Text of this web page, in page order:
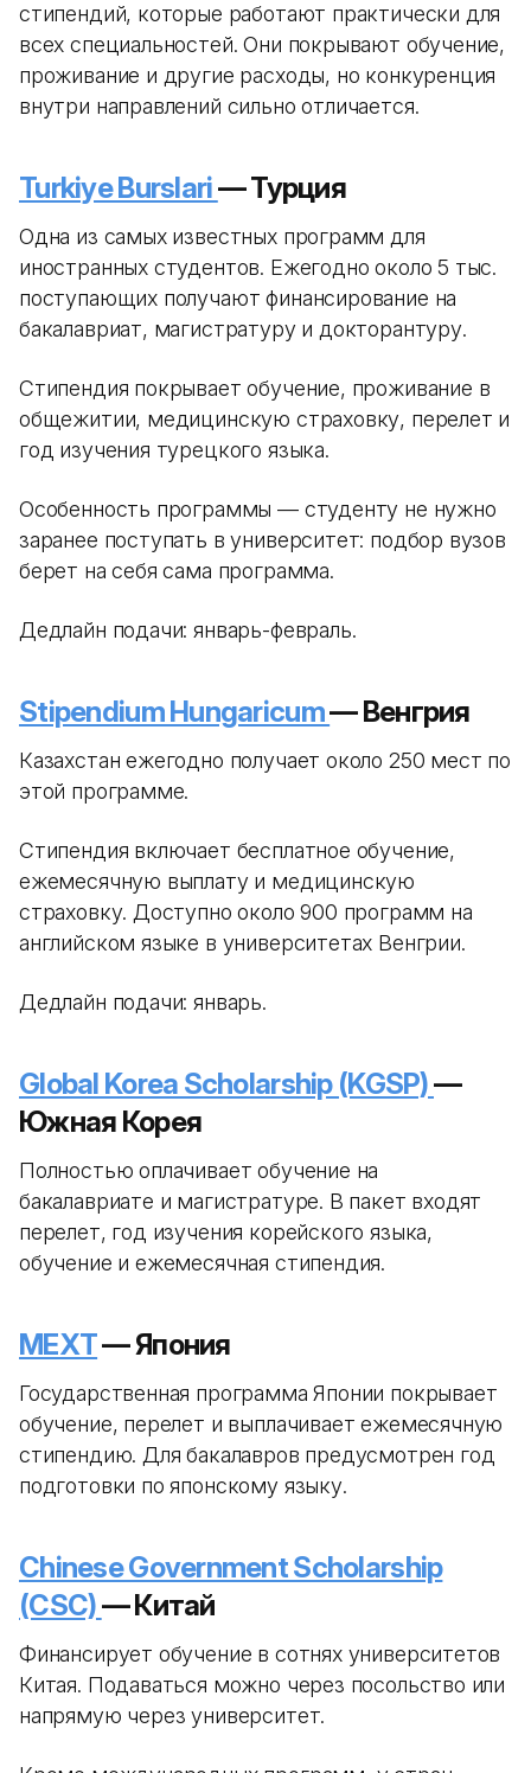
стипендий, которые работают практически для
всех специальностей. Они покрывают обучение,
проживание и другие расходы, но конкуренция
внутри направлений сильно отличается.
Turkiye Burslari— Турция
Одна из самых известных программ для
иностранных студентов. Ежегодно около 5 тыс.
поступающих получают финансирование на
бакалавриат, магистратуру и докторантуру.
Стипендия покрывает обучение, проживание в
общежитии, медицинскую страховку, перелет и
год изучения турецкого языка.
Особенность программы — студенту не нужно
заранее поступать в университет: подбор вузов
берет на себя сама программа.
Дедлайн подачи: январь-февраль.
Stipendium Hungaricum— Венгрия
Казахстан ежегодно получает около 250 мест по
этой программе.
Стипендия включает бесплатное обучение,
ежемесячную выплату и медицинскую
страховку. Доступно около 900 программ на
английском языке в университетах Венгрии.
Дедлайн подачи: январь.
Global Korea Scholarship (KGSP)—
Южная Корея
Полностью оплачивает обучение на
бакалавриате и магистратуре. В пакет входят
перелет, год изучения корейского языка,
обучение и ежемесячная стипендия.
MEXT— Япония
Государственная программа Японии покрывает
обучение, перелет и выплачивает ежемесячную
стипендию. Для бакалавров предусмотрен год
подготовки по японскому языку.
Chinese Government Scholarship
(CSC)— Китай
Финансирует обучение в сотнях университетов
Китая. Подаваться можно через посольство или
напрямую через университет.